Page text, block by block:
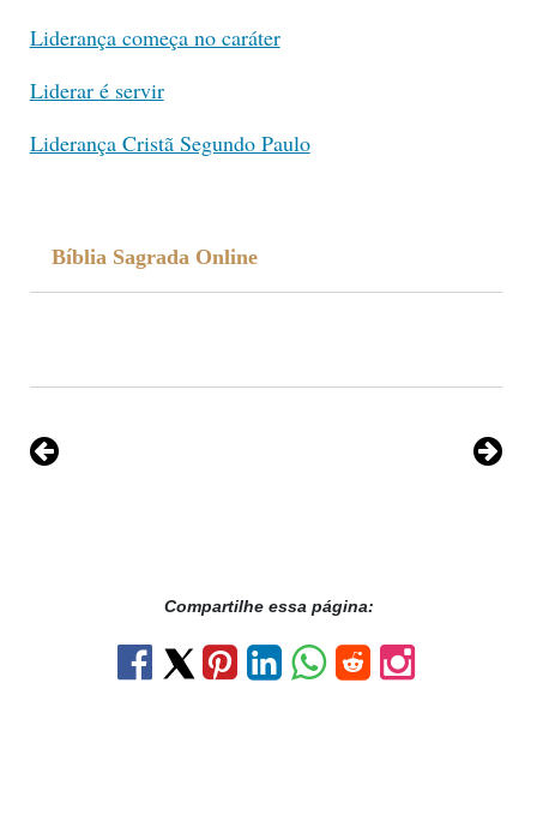
Liderança começa no caráter
Liderar é servir
Liderança Cristã Segundo Paulo
Bíblia Sagrada Online
Compartilhe essa página: